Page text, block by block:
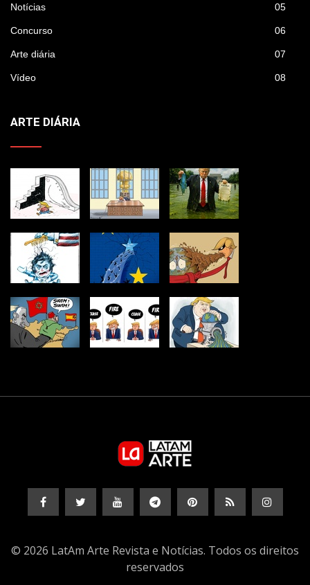
Notícias 05
Concurso 06
Arte diária 07
Vídeo 08
ARTE DIÁRIA
© 2026 LatAm Arte Revista e Notícias. Todos os direitos
reservados